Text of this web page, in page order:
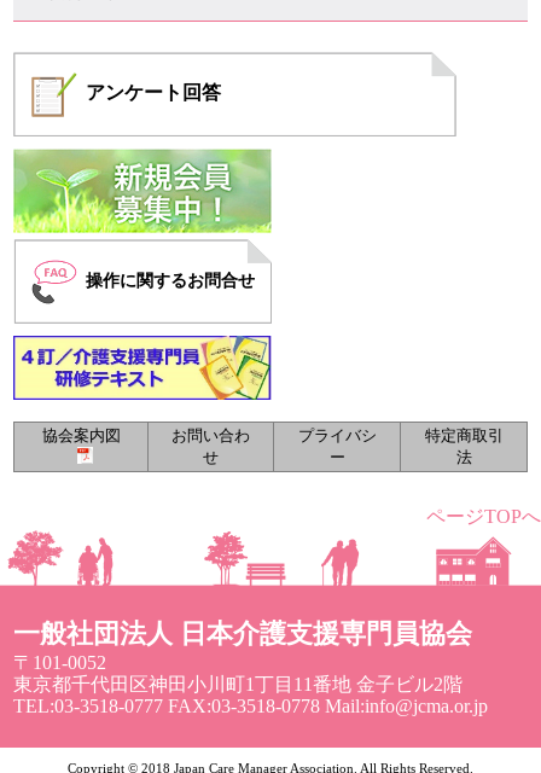
アンケート 回答
操作に関するお問合せ
ページTOPへ
一般社団法人 日本介護支援専門員協会
〒101-0052
東京都千代田区神田小川町1丁目11番地 金子ビル2階
TEL:03-3518-0777 FAX:03-3518-0778 Mail:info@jcma.or.jp
Copyright © 2018 Japan Care Manager Association. All Rights Reserved.
協会案内図
お問い合わ
せ
プライバシ
ー
特定商取引
法